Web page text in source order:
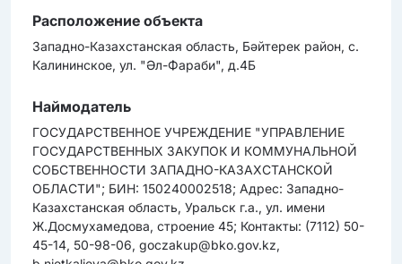
Расположение объекта
Западно-Казахстанская область, Бәйтерек район, с.
Калининское, ул. "Әл-Фараби", д.4Б
Наймодатель
ГОСУДАРСТВЕННОЕ УЧРЕЖДЕНИЕ "УПРАВЛЕНИЕ
ГОСУДАРСТВЕННЫХ ЗАКУПОК И КОММУНАЛЬНОЙ
СОБСТВЕННОСТИ ЗАПАДНО-КАЗАХСТАНСКОЙ
ОБЛАСТИ"; БИН: 150240002518; Адрес: Западно-
Казахстанская область, Уральск г.а., ул. имени
Ж.Досмухамедова, строение 45; Контакты: (7112) 50-
45-14, 50-98-06, goczakup@bko.gov.kz,